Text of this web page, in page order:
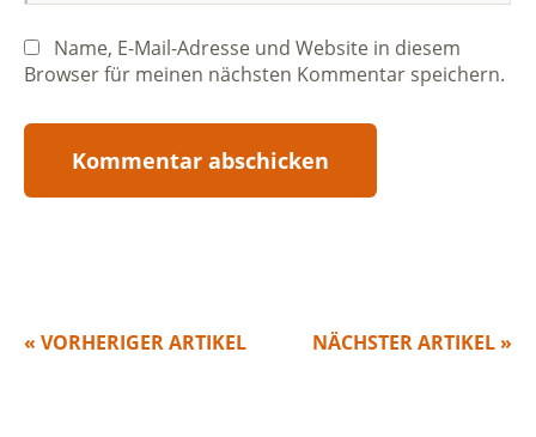
Name, E-Mail-Adresse und Website in diesem
Browser für meinen nächsten Kommentar speichern.
NÄCHSTER ARTIKEL »
« VORHERIGER ARTIKEL